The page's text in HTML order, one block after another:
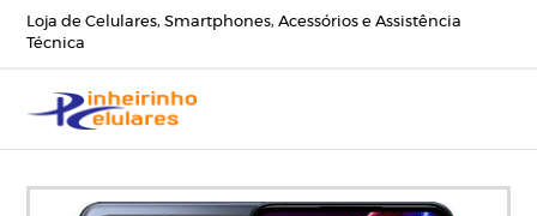
Loja de Celulares, Smartphones, Acessórios e Assistência
Técnica